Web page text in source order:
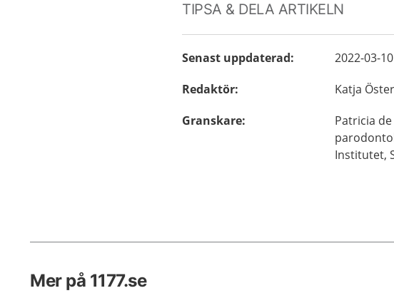
TIPSA & DELA ARTIKELN
Senast uppdaterad:
2022-03-10
Redaktör: Katja
Granskare: Patricia
Institutet,
Mer på 1177.se